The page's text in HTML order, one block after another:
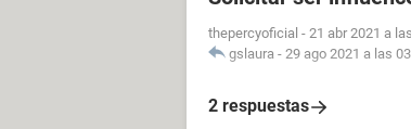
thepercyoficial - 21 abr 2021 a
gslaura - 29 ago 2021 a las
2 respuestas